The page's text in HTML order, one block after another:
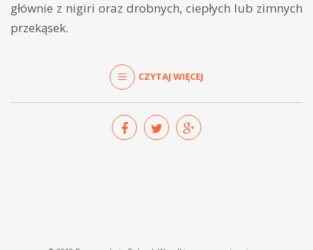
głównie z nigiri oraz drobnych, ciepłych lub zimnych
przekąsek.
CZYTAJ WIĘCEJ